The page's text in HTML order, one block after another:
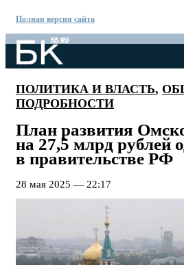
Полная версия сайта
ПОЛИТИКА И ВЛАСТЬ,
ПОДРОБНОСТИ
План развития
на 27,5 млрд рублей
в правительстве РФ
28 мая 2025 — 22:17